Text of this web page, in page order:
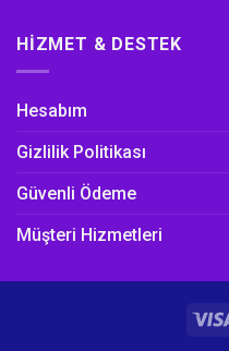
HIZMET & DESTEK
Hesabım
Gizlilik Politikası
Güvenli Ödeme
Müşteri Hizmetleri